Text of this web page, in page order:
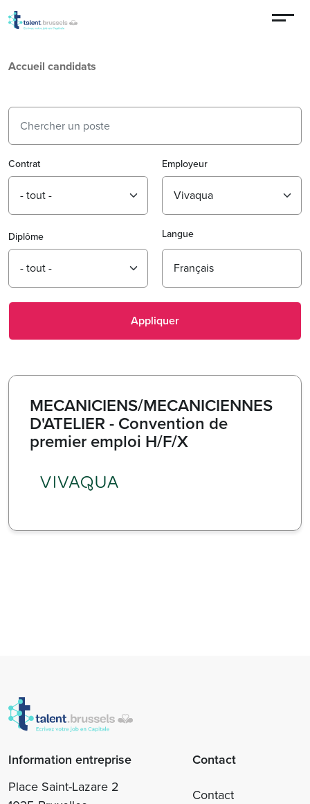
Aller au contenu principal
Accueil candidats
Contrat Employeur
Diplôme Langue
Appliquer
MECANICIENS/MECANICIENNES
D'ATELIER - Convention de
premier emploi H/F/X
Information entreprise
Place Saint-Lazare 2
Contact
Contact